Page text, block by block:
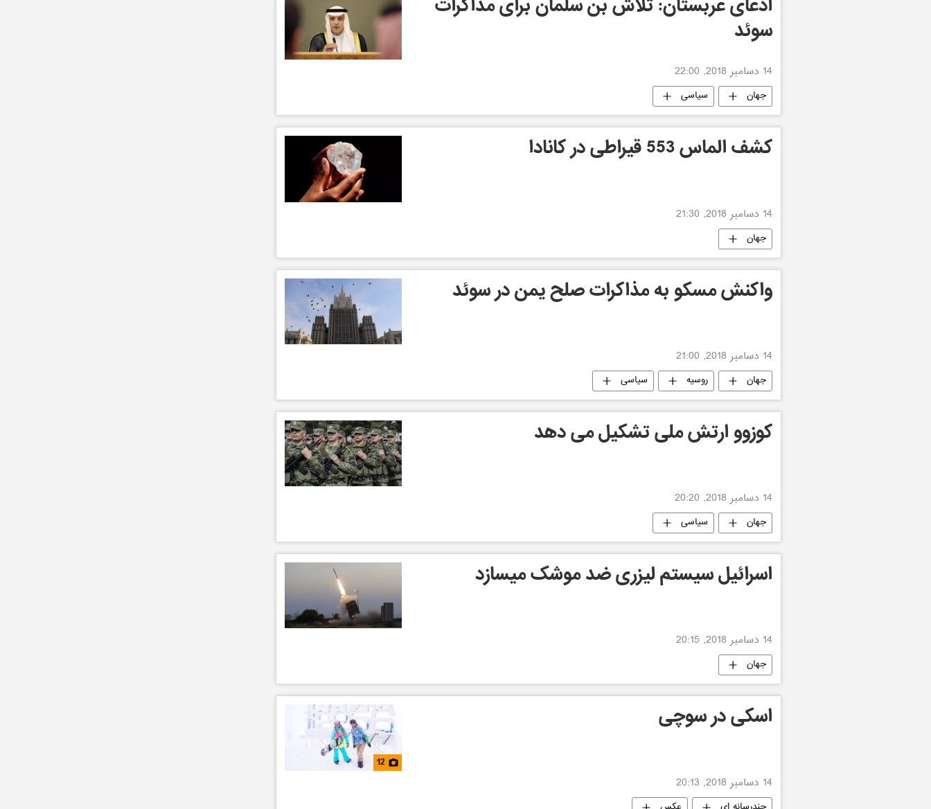
سوئد
14 دسامبر 2018, 22:00
جهان سیاسی
کشف الماس 553 قیراطی در کانادا
14 دسامبر 2018, 21:30
جهان
واکنش مسکو به مذاکرات صلح یمن در سوئد
14 دسامبر 2018, 21:00
جهان روسیه سیاسی
کوزوو ارتش ملی تشکیل می دهد
14 دسامبر 2018, 20:20
جهان سیاسی
اسرائیل سیستم لیزری ضد موشک میسازد
14 دسامبر 2018, 20:15
جهان
اسکی در سوچی
12
14 دسامبر 2018, 20:13